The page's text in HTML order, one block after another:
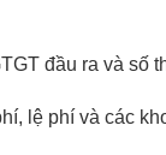
đầu ra và số
lệ phí và các